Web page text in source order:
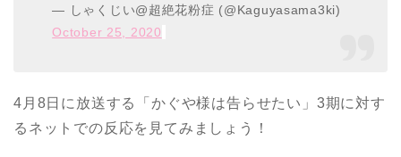
— しゃくじい@超絶花粉症 (@Kaguyasama3ki)
October 25, 2020
4月8日に放送する「かぐや様は告らせたい」3期に対す
るネットでの反応を見てみましょう！